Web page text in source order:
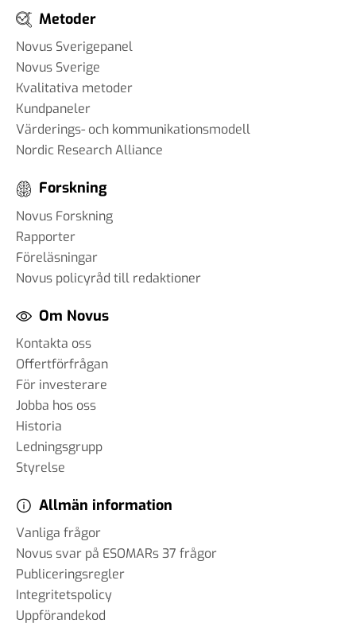
Metoder
Novus Sverigepanel
Novus Sverige
Kvalitativa metoder
Kundpaneler
Värderings- och kommunikationsmodell
Nordic Research Alliance
Forskning
Novus Forskning
Rapporter
Föreläsningar
Novus policyråd till redaktioner
Om Novus
Kontakta oss
Offertförfrågan
För investerare
Jobba hos oss
Historia
Ledningsgrupp
Styrelse
Allmän information
Vanliga frågor
Novus svar på ESOMARs 37 frågor
Publiceringsregler
Integritetspolicy
Uppförandekod